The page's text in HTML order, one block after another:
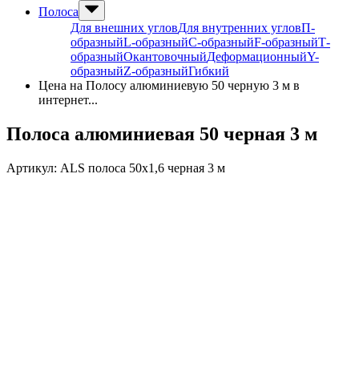
Полоса
Для внешних угловДля внутренних угловП-
образныйL-образныйС-образныйF-образныйТ-
образныйОкантовочныйДеформационныйY-
образныйZ-образныйГибкий
Цена на Полосу алюминиевую 50 черную 3 м в
интернет...
Полоса алюминиевая 50 черная 3 м
Артикул: ALS полоса 50х1,6 черная 3 м